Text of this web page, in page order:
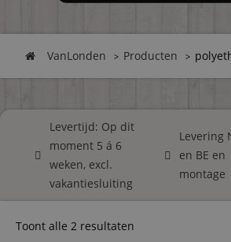
VanLonden Producten
Levertijd: Op dit
moment 5 á 6
weken, excl.
vakantiesluiting
Levering
en BE en
montage
Toont alle 2 resultaten